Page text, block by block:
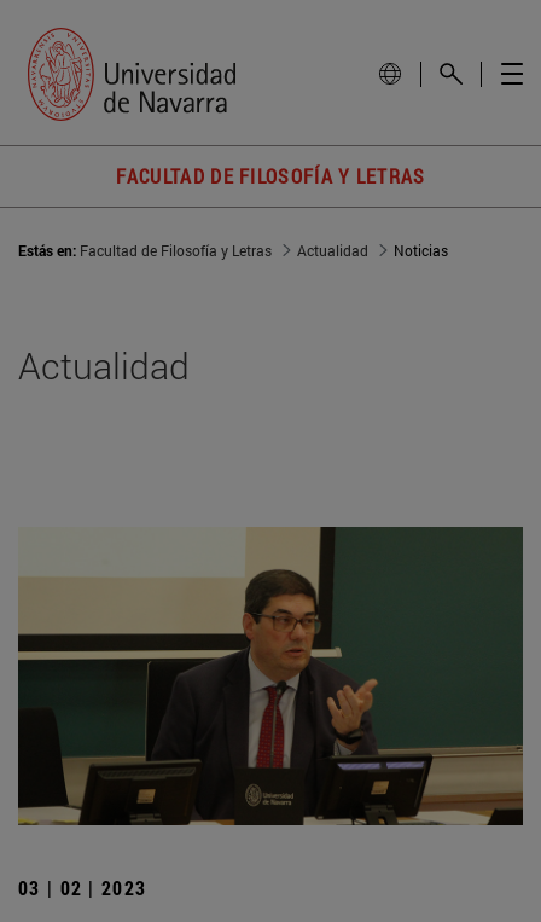
FACULTAD DE FILOSOFÍA Y LETRAS
Estás en: Facultad de Filosofía y Letras Actualidad Noticias
Actualidad
03 | 02 | 2023